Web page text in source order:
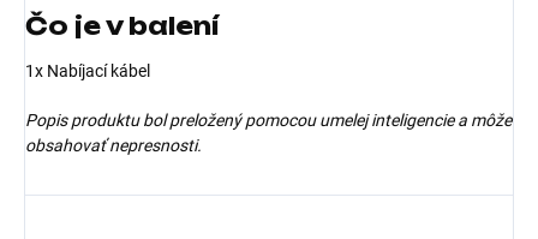
Čo je v balení
1x Nabíjací kábel
Popis produktu bol preložený pomocou umelej inteligencie a môže
obsahovať nepresnosti.